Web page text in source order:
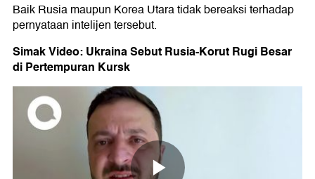
Baik Rusia maupun Korea Utara tidak bereaksi terhadap
pernyataan intelijen tersebut.
Simak Video: Ukraina Sebut Rusia-Korut Rugi Besar
di Pertempuran Kursk